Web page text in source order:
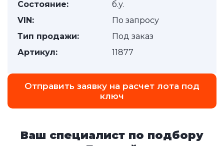
Состояние:
б.у.
VIN:
По запросу
Тип продажи:
Под заказ
Артикул:
11877
Отправить заявку на расчет лота под
ключ
Ваш специалист по подбору